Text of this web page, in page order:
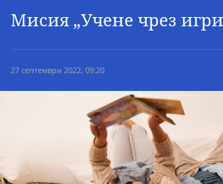
Мисия „Учене чрез
27 септември 2022, 09:20